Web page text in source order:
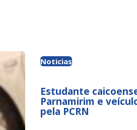
Noticias
Estudante
Parnamirim e
pela PCRN